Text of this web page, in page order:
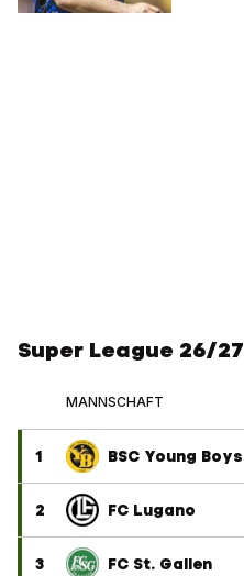
Super League 26/27
MANNSCHAFT
1 BSC Young Boys
2 FC Lugano
3 FC St. Gallen